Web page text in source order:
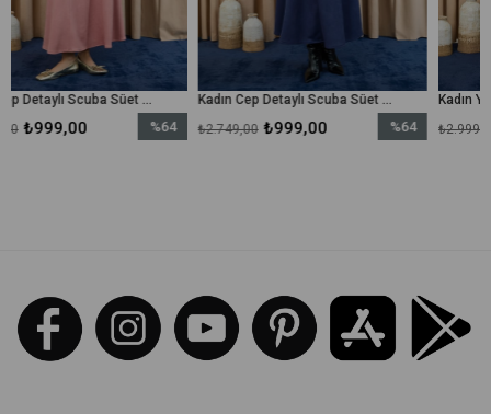
Kadın Cep Detaylı Scuba Süet Ceket Takım - 14397TKM - Gül Kurusu
%64
Kadın Cep Detaylı Scuba Süet Ceket Takım - 14397TKM - Lacivert
₺999,00
₺2.749,00
%64
₺1.999,00
₺2.999,00